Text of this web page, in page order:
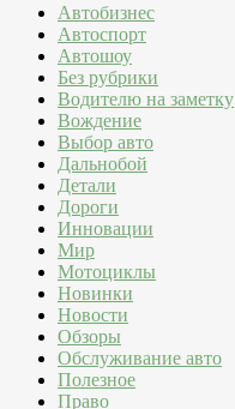
Автобизнес
Автоспорт
Автошоу
Без рубрики
Водителю на заметку
Вождение
Выбор авто
Дальнобой
Детали
Дороги
Инновации
Мир
Мотоциклы
Новинки
Новости
Обзоры
Обслуживание авто
Полезное
Право